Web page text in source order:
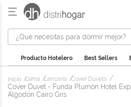
¿Qué necesitas para dormir mejor?
Producto Hotelero Best Sellers
Cama Lencería Cover Duvets
Cover Duvet - Funda Plumón Hotel
Algodón Cairo Gris